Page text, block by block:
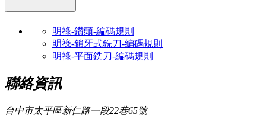
明祿-鑽頭-編碼規則
明祿-鎖牙式銑刀-編碼規則
明祿-平面銑刀-編碼規則
聯絡資訊
台中市太平區新仁路一段22巷65號